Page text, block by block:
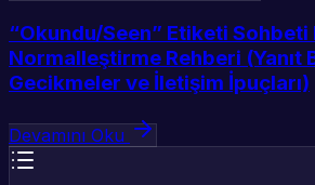
“Okundu/Seen” Etiketi Sohbeti
Normalleştirme Rehberi (Yanıt
Gecikmeler ve İletişim İpuçları)
Devamını Oku